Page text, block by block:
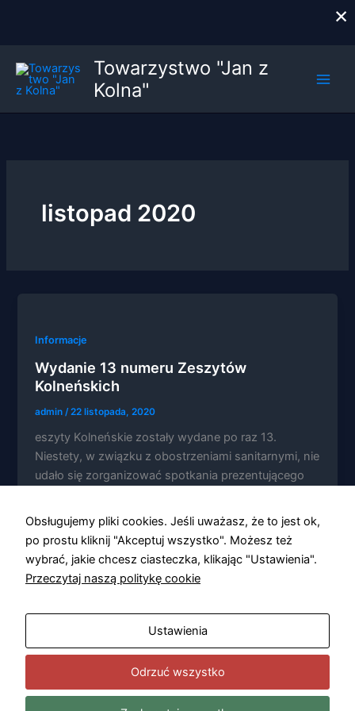
treści
Towarzystwo "Jan z
Kolna"
listopad 2020
Informacje
Wydanie 13 numeru Zeszytów
Kolneńskich
admin /22 listopada, 2020
eszyty Kolneńskie zostały wydane po raz 13.
Niestety, w związku z obostrzeniami sanitarnymi, nie
udało się zorganizować spotkania prezentującego
×
Obsługujemy pliki cookies. Jeśli uważasz, że to jest ok,
po prostu kliknij "Akceptuj wszystko". Możesz też
wybrać, jakie chcesz ciasteczka, klikając "Ustawienia".
Przeczytaj naszą politykę cookie
Ustawienia
Odrzuć wszystko
Konieczne
Te pliki cookie
nie są
do
funkcjonowania
strony
internetowej.
Statystyka
Abyśmy mogli
poprawić
i strukturę
strony